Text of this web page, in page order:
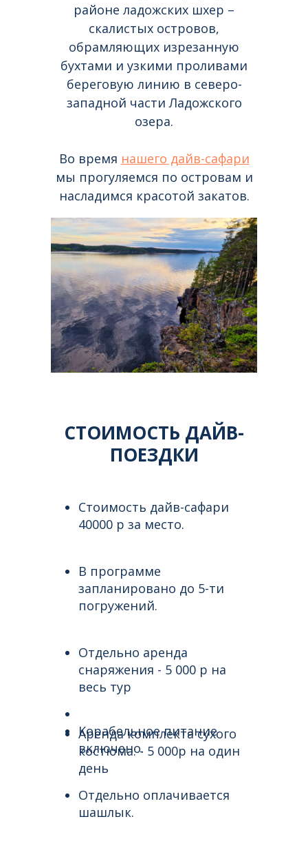
районе ладожских шхер –
скалистых островов,
обрамляющих изрезанную
бухтами и узкими проливами
береговую линию в северо-
западной части Ладожского
озера.
Во время нашего дайв-сафари
мы прогуляемся по островам и
насладимся красотой закатов.
СТОИМОСТЬ ДАЙВ-
ПОЕЗДКИ
Стоимость дайв-сафари
40000 р за место.
В программе
запланировано до 5-ти
погружений.
Отдельно аренда
снаряжения - 5 000 р на
весь тур
Аренда комплекта сухого
костюма: - 5 000р на один
день
Корабельное питание
включено.
Отдельно оплачивается
шашлык.